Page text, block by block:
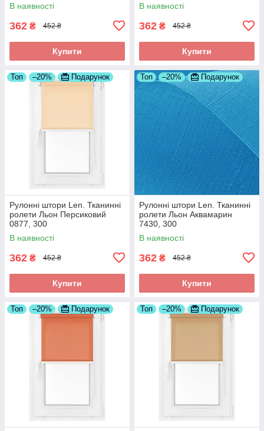
В наявності
362 ₴ 452 ₴
Купити
В наявності
362 ₴ 452 ₴
Купити
Топ –20% Подарунок
Рулонні штори Len. Тканинні
ролети Льон Персиковий
0877, 300
В наявності
362 ₴ 452 ₴
Купити
Топ –20% Подарунок
Рулонні штори Len. Тканинні
ролети Льон Аквамарин
7430, 300
В наявності
362 ₴ 452 ₴
Купити
Топ –20% Подарунок Топ –20% Подарунок